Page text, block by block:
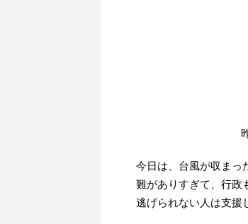
今日は、台風が収まっ
難がありすぎて、行政
逃げられない人は支援